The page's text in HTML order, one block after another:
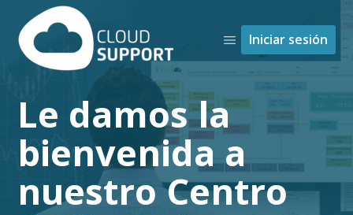
Iniciar sesión
Búsqueda
Le damos la
bienvenida a
nuestro Centro